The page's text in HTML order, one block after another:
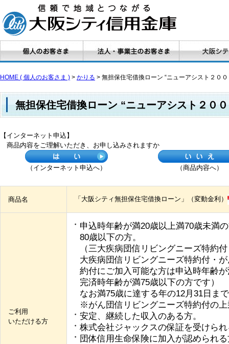
HOME ( 個人のお客さま ) > かりる > 無担保住宅借換ローン “ニューアシスト２００
無担保住宅借換ローン “ニューアシスト２０
【インターネット申込】
商品内容をご理解いただき、お申し込みされますか
（インターネット申込へ） （商品内容へ）
商品名 「大阪シティ無担保住宅借換ローン」（変動金利）
ご利用
いただける方
申込時年齢が満20歳以上満70歳未満
80歳以下の方。
（三大疾病団信リビングニーズ特約
大疾病団信リビングニーズ特約付・
約付にご加入可能な方は申込時年齢
完済時年齢が満75歳以下の方です）
なお満75歳に達する年の12月31日ま
※がん団信リビングニーズ特約付の
安定、継続した収入のある方。
株式会社ジャックスの保証を受けら
団体信用生命保険に加入が認められ